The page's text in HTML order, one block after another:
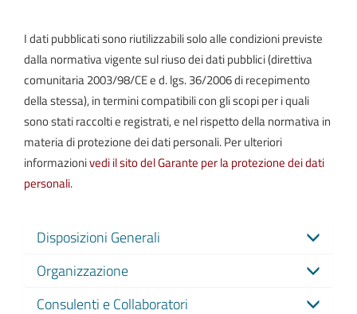
I dati pubblicati sono riutilizzabili solo alle condizioni previste
dalla normativa vigente sul riuso dei dati pubblici (direttiva
comunitaria 2003/98/CE e d. lgs. 36/2006 di recepimento
della stessa), in termini compatibili con gli scopi per i quali
sono stati raccolti e registrati, e nel rispetto della normativa in
materia di protezione dei dati personali. Per ulteriori
informazionivedi il sito del Garante per la protezione dei dati
personali.
Disposizioni Generali
Organizzazione
Consulenti e Collaboratori